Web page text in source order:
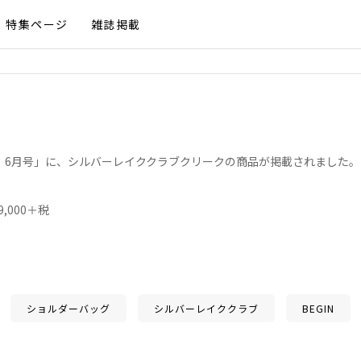
特集ページ 雑誌掲載
号」に、シルバーレイククラブクリークの商品が掲載されました。
＋税
ショルダーバッグ シルバーレイククラブ BEGIN